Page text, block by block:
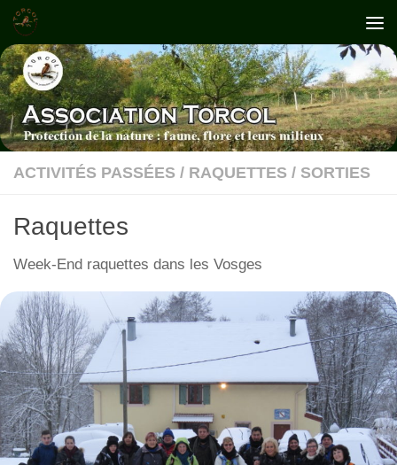
Skip to content
ACTIVITÉS PASSÉES / RAQUETTES / SORTIES
Raquettes
Week-End raquettes dans les Vosges